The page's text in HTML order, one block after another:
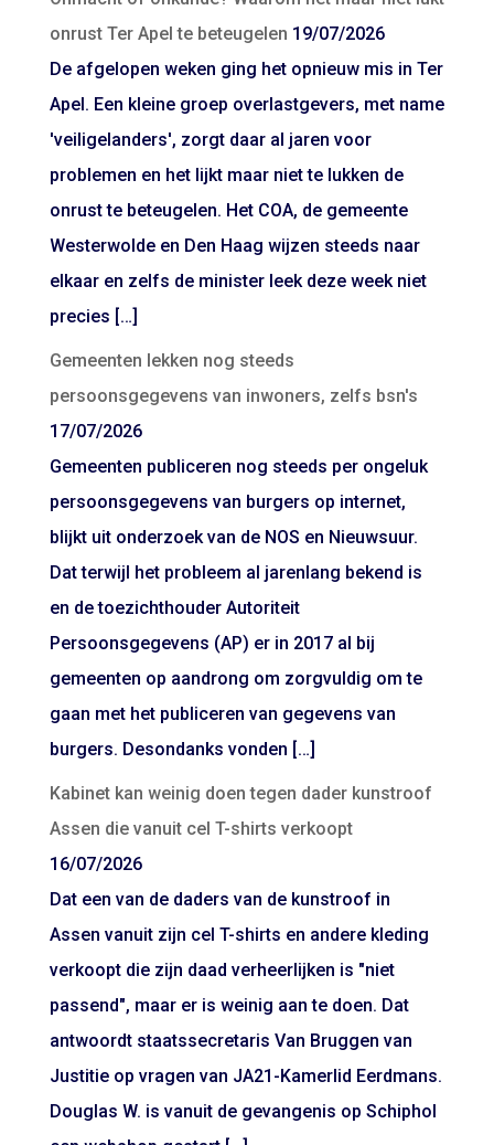
onrust Ter Apel te beteugelen 19/07/2026
De afgelopen weken ging het opnieuw mis in Ter
Apel. Een kleine groep overlastgevers, met name
'veiligelanders', zorgt daar al jaren voor
problemen en het lijkt maar niet te lukken de
onrust te beteugelen. Het COA, de gemeente
Westerwolde en Den Haag wijzen steeds naar
elkaar en zelfs de minister leek deze week niet
precies […]
Gemeenten lekken nog steeds
persoonsgegevens van inwoners, zelfs bsn's
17/07/2026
Gemeenten publiceren nog steeds per ongeluk
persoonsgegevens van burgers op internet,
blijkt uit onderzoek van de NOS en Nieuwsuur.
Dat terwijl het probleem al jarenlang bekend is
en de toezichthouder Autoriteit
Persoonsgegevens (AP) er in 2017 al bij
gemeenten op aandrong om zorgvuldig om te
gaan met het publiceren van gegevens van
burgers. Desondanks vonden […]
Kabinet kan weinig doen tegen dader kunstroof
Assen die vanuit cel T-shirts verkoopt
16/07/2026
Dat een van de daders van de kunstroof in
Assen vanuit zijn cel T-shirts en andere kleding
verkoopt die zijn daad verheerlijken is "niet
passend", maar er is weinig aan te doen. Dat
antwoordt staatssecretaris Van Bruggen van
Justitie op vragen van JA21-Kamerlid Eerdmans.
Douglas W. is vanuit de gevangenis op Schiphol